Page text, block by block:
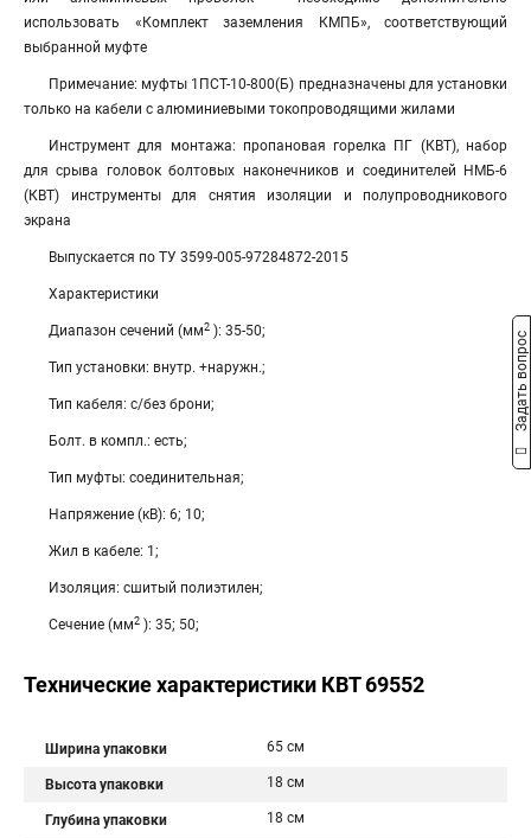
использовать «Комплект заземления КМПБ», соответствующий
выбранной муфте
Примечание: муфты 1ПСТ-10-800(Б) предназначены для установки
только на кабели с алюминиевыми токопроводящими жилами
Инструмент для монтажа: пропановая горелка ПГ (КВТ), набор
для срыва головок болтовых наконечников и соединителей НМБ-6
(КВТ) инструменты для снятия изоляции и полупроводникового
экрана
Выпускается по ТУ 3599-005-97284872-2015
Характеристики
Диапазон сечений (мм2 ): 35-50;
Тип установки: внутр. +наружн.;
Тип кабеля: с/без брони;
Болт. в компл.: есть;
Тип муфты: соединительная;
Напряжение (кВ): 6; 10;
Жил в кабеле: 1;
Изоляция: сшитый полиэтилен;
Сечение (мм2 ): 35; 50;
Технические характеристики КВТ 69552
Ширина упаковки 65 см
Высота упаковки 18 см
Глубина упаковки 18 см
Задать вопрос